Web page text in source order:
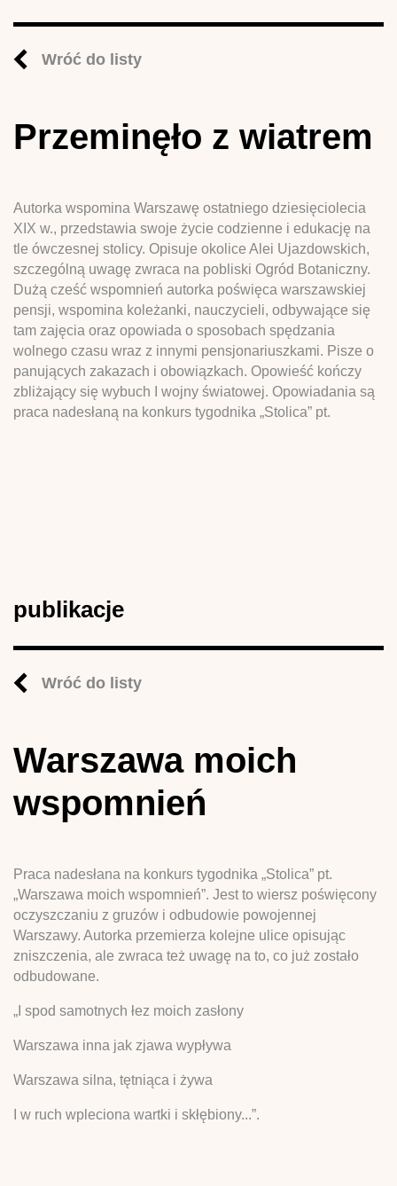
Wróć do listy
Przeminęło z wiatrem
Autorka wspomina Warszawę ostatniego dziesięciolecia
XIX w., przedstawia swoje życie codzienne i edukację na
tle ówczesnej stolicy. Opisuje okolice Alei Ujazdowskich,
szczególną uwagę zwraca na pobliski Ogród Botaniczny.
Dużą cześć wspomnień autorka poświęca warszawskiej
pensji, wspomina koleżanki, nauczycieli, odbywające się
tam zajęcia oraz opowiada o sposobach spędzania
wolnego czasu wraz z innymi pensjonariuszkami. Pisze o
panujących zakazach i obowiązkach. Opowieść kończy
zbliżający się wybuch I wojny światowej. Opowiadania są
praca nadesłaną na konkurs tygodnika „Stolica” pt.
publikacje
Wróć do listy
Warszawa moich
wspomnień
Praca nadesłana na konkurs tygodnika „Stolica” pt.
„Warszawa moich wspomnień”. Jest to wiersz poświęcony
oczyszczaniu z gruzów i odbudowie powojennej
Warszawy. Autorka przemierza kolejne ulice opisując
zniszczenia, ale zwraca też uwagę na to, co już zostało
odbudowane.
„I spod samotnych łez moich zasłony
Warszawa inna jak zjawa wypływa
Warszawa silna, tętniąca i żywa
I w ruch wpleciona wartki i skłębiony...”.